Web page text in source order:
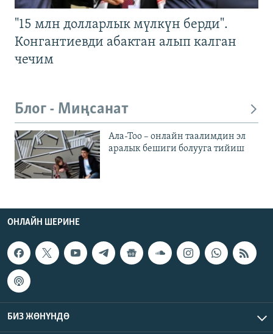
"15 млн долларлык мүлкүн берди".
Конгантиевди абактан алып калган
чечим
Блог - Миңсанат
Ала-Тоо – онлайн таалимдин эл
аралык бешиги болууга тийиш
ОНЛАЙН ШЕРИНЕ
БИЗ ЖӨНҮНДӨ